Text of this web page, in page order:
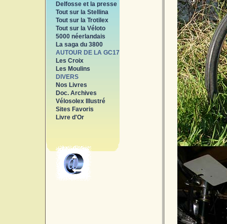
Delfosse et la presse
Tout sur la Stellina
Tout sur la Trotilex
Tout sur la Véloto
5000 néerlandais
La saga du 3800
AUTOUR DE LA GC17
Les Croix
Les Moulins
DIVERS
Nos Livres
Doc. Archives
Vélosolex Illustré
Sites Favoris
Livre d'Or